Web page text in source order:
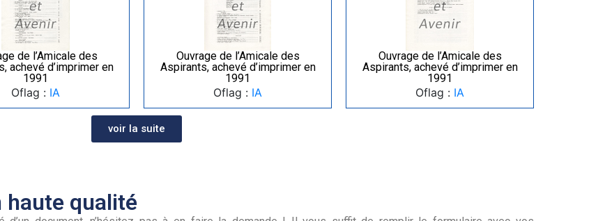
de l’Amicale des
achevé d’imprimer en
1991
Oflag : IA
Ouvrage de l’Amicale des
Aspirants, achevé d’imprimer en
1991
Oflag : IA
Ouvrage de l’Amicale des
Aspirants, achevé d’imprimer en
1991
Oflag : IA
voir la suite
haute qualité